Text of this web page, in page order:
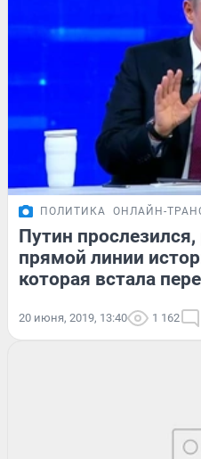
ПОЛИТИКА ОНЛАЙН-
Путин
прямой линии
которая встала
20 июня, 2019, 13:40 1 162